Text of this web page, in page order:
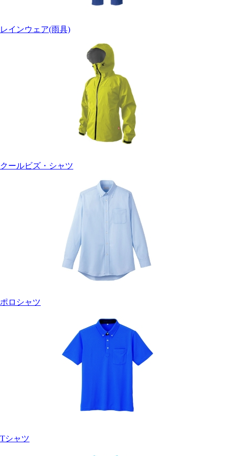
レインウェア(雨具)
クールビズ・シャツ
ポロシャツ
Tシャツ